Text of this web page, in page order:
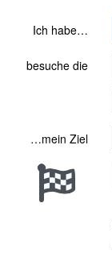
Ich habe…
besuche die
…mein Ziel